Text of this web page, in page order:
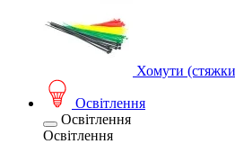
Хомути
Освітлення
Освітлення
Освітлення